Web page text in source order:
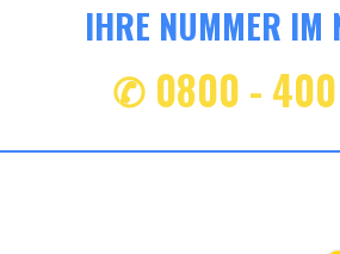
IHRE NUMMER IM
✆ 0800 - 400